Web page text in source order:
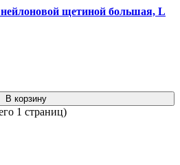
щетиной большая, L
В корзину
1 страниц)